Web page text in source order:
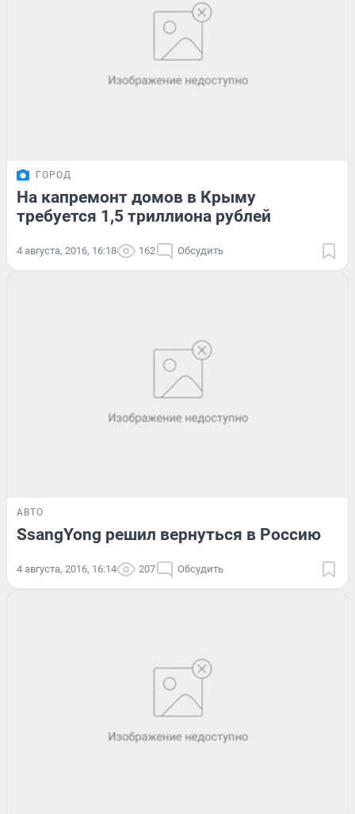
ГОРОД
На капремонт домов в Крыму
требуется 1,5 триллиона рублей
4 августа, 2016, 16:18 162 Обсудить
АВТО
SsangYong решил вернуться в Россию
4 августа, 2016, 16:14 207 Обсудить